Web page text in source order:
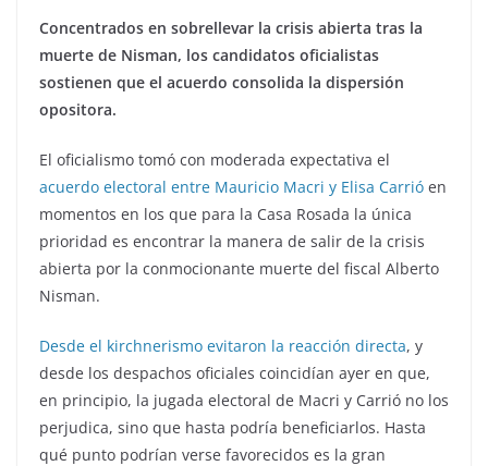
Concentrados en sobrellevar la crisis abierta tras la
muerte de Nisman, los candidatos oficialistas
sostienen que el acuerdo consolida la dispersión
opositora.
El oficialismo tomó con moderada expectativa el
acuerdo electoral entre Mauricio Macri y Elisa Carrió en
momentos en los que para la Casa Rosada la única
prioridad es encontrar la manera de salir de la crisis
abierta por la conmocionante muerte del fiscal Alberto
Nisman.
Desde el kirchnerismo evitaron la reacción directa, y
desde los despachos oficiales coincidían ayer en que,
en principio, la jugada electoral de Macri y Carrió no los
perjudica, sino que hasta podría beneficiarlos. Hasta
qué punto podrían verse favorecidos es la gran